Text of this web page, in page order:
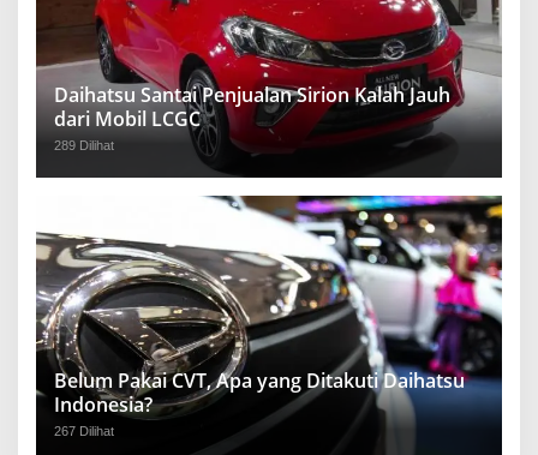
Daihatsu Santai Penjualan Sirion Kalah Jauh
dari Mobil LCGC
289 Dilihat
Belum Pakai CVT, Apa yang Ditakuti Daihatsu
Indonesia?
267 Dilihat